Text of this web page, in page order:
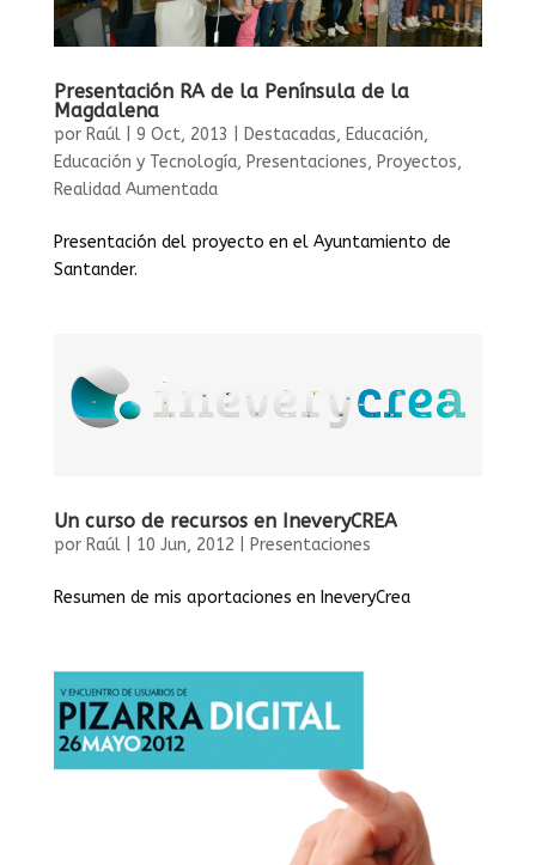
Presentación RA de la Península de la
Magdalena
por Raúl| 9 Oct, 2013 Destacadas, Educación,
Educación y Tecnología, Presentaciones, Proyectos,
Realidad Aumentada
Presentación del proyecto en el Ayuntamiento de
Santander.
Un curso de recursos en IneveryCREA
por Raúl| 10 Jun, 2012 Presentaciones
Resumen de mis aportaciones en IneveryCrea